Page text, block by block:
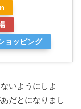
ョッピング
いようにしよ
だとになりまし